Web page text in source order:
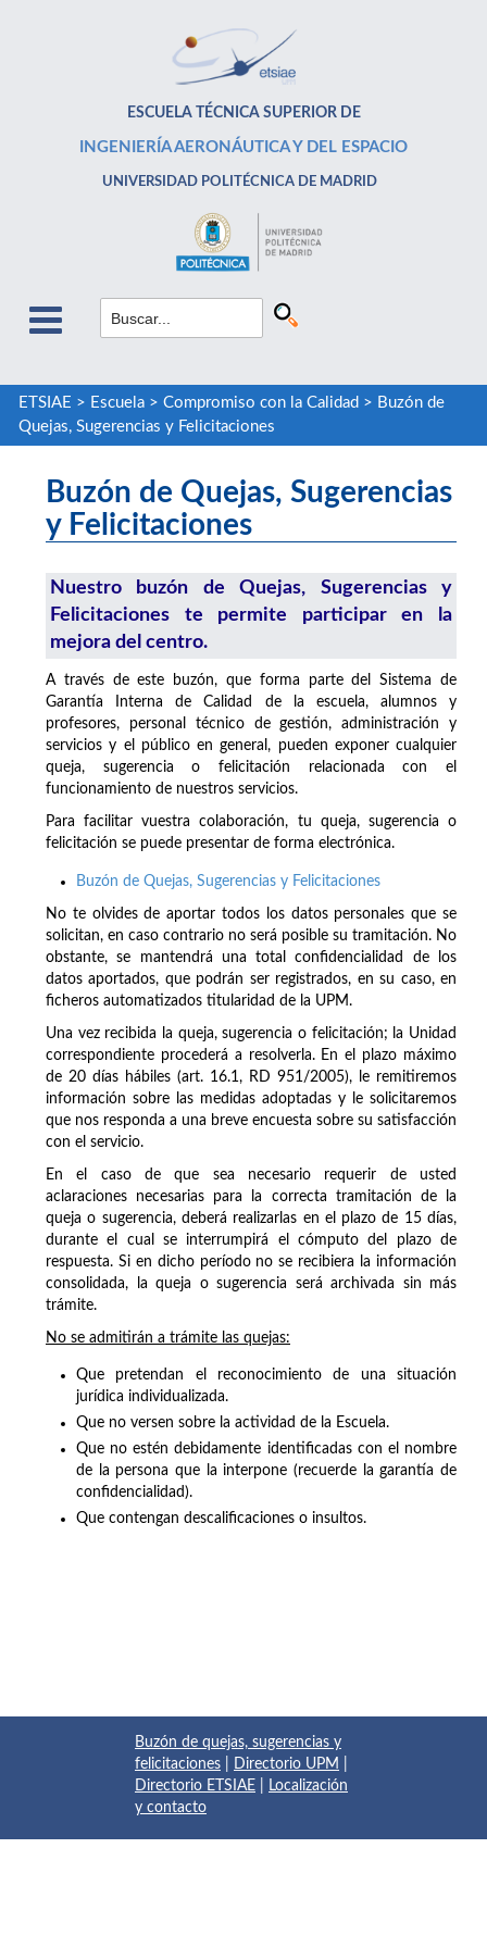
ESCUELA TÉCNICA SUPERIOR DE
INGENIERÍA AERONÁUTICA Y DEL ESPACIO
UNIVERSIDAD POLITÉCNICA DE MADRID
ETSIAE > Escuela> Compromiso con la Calidad > Buzón de
Quejas, Sugerencias y Felicitaciones
Buzón de Quejas, Sugerencias
y Felicitaciones
Nuestro buzón de Quejas, Sugerencias y
Felicitaciones te permite participar en la
mejora del centro.
A través de este buzón, que forma parte del Sistema de
Garantía Interna de Calidad de la escuela, alumnos y
profesores, personal técnico de gestión, administración y
servicios y el público en general, pueden exponer cualquier
queja, sugerencia o felicitación relacionada con el
funcionamiento de nuestros servicios.
Para facilitar vuestra colaboración, tu queja, sugerencia o
felicitación se puede presentar de forma electrónica.
Buzón de Quejas, Sugerencias y Felicitaciones
No te olvides de aportar todos los datos personales que se
solicitan, en caso contrario no será posible su tramitación. No
obstante, se mantendrá una total confidencialidad de los
datos aportados, que podrán ser registrados, en su caso, en
ficheros automatizados titularidad de la UPM.
Una vez recibida la queja, sugerencia o felicitación; la Unidad
correspondiente procederá a resolverla. En el plazo máximo
de 20 días hábiles (art. 16.1, RD 951/2005), le remitiremos
información sobre las medidas adoptadas y le solicitaremos
que nos responda a una breve encuesta sobre su satisfacción
con el servicio.
En el caso de que sea necesario requerir de usted
aclaraciones necesarias para la correcta tramitación de la
queja o sugerencia, deberá realizarlas en el plazo de 15 días,
durante el cual se interrumpirá el cómputo del plazo de
respuesta. Si en dicho período no se recibiera la información
consolidada, la queja o sugerencia será archivada sin más
trámite.
No se admitirán a trámite las quejas:
Que pretendan el reconocimiento de una situación
jurídica individualizada.
Que no versen sobre la actividad de la Escuela.
Que no estén debidamente identificadas con el nombre
de la persona que la interpone (recuerde la garantía de
confidencialidad).
Que contengan descalificaciones o insultos.
Buzón de quejas, sugerencias y
felicitaciones
Directorio UPM
Directorio ETSIAE
Localización
y contacto